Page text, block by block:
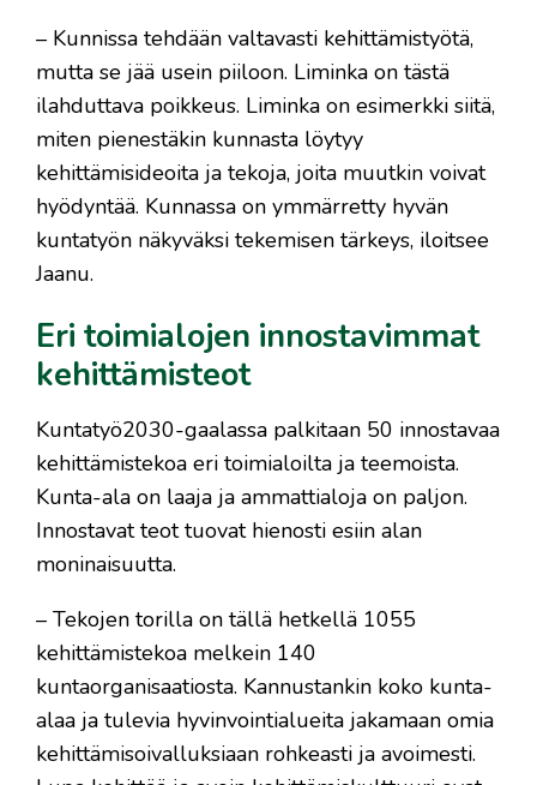
– Kunnissa tehdään valtavasti kehittämistyötä,
mutta se jää usein piiloon. Liminka on tästä
ilahduttava poikkeus. Liminka on esimerkki siitä,
miten pienestäkin kunnasta löytyy
kehittämisideoita ja tekoja, joita muutkin voivat
hyödyntää. Kunnassa on ymmärretty hyvän
kuntatyön näkyväksi tekemisen tärkeys, iloitsee
Jaanu.
Eri toimialojen innostavimmat
kehittämisteot
Kuntatyö2030-gaalassa palkitaan 50 innostavaa
kehittämistekoa eri toimialoilta ja teemoista.
Kunta-ala on laaja ja ammattialoja on paljon.
Innostavat teot tuovat hienosti esiin alan
moninaisuutta.
– Tekojen torilla on tällä hetkellä 1055
kehittämistekoa melkein 140
kuntaorganisaatiosta. Kannustankin koko kunta-
alaa ja tulevia hyvinvointialueita jakamaan omia
kehittämisoivalluksiaan rohkeasti ja avoimesti.